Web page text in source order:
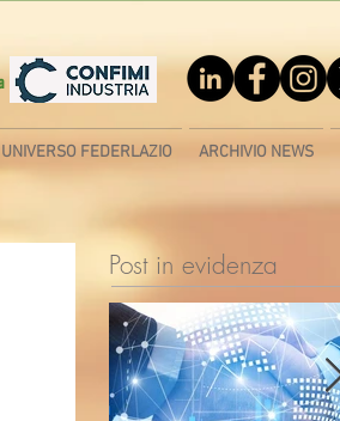
UNIVERSO FEDERLAZIO ARCHIVIO NEWS
Post in evidenza